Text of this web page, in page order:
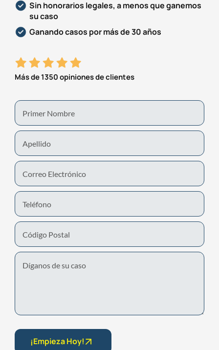
Sin honorarios legales, a menos que ganemos
su caso
Ganando casos por más de 30 años
Más de 1350 opiniones de clientes
First
Name
Last
Name
Email
Phone
Number
Untitled
¡Empieza Hoy!